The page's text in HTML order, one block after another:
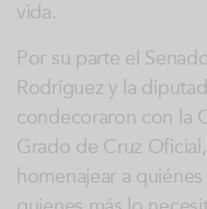
vida.
Por su parte el
Rodríguez y la
condecoraron con la
Grado de Cruz
homenajear a